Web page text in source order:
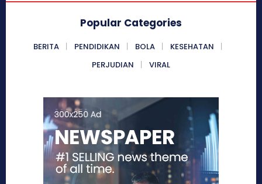
Popular Categories
BERITA PENDIDIKAN BOLA
KESEHATAN
PERJUDIAN
VIRAL